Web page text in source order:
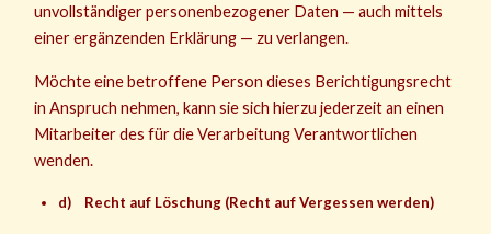
unvollständiger personenbezogener Daten — auch mittels
einer ergänzenden Erklärung — zu verlangen.
Möchte eine betroffene Person dieses Berichtigungsrecht
in Anspruch nehmen, kann sie sich hierzu jederzeit an einen
Mitarbeiter des für die Verarbeitung Verantwortlichen
wenden.
d) Recht auf Löschung (Recht auf Vergessen werden)